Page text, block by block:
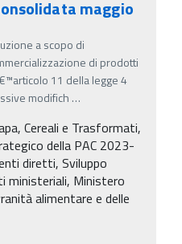
maggio
a scopo di
di prodotti
11 della legge 4
modifich …
Cereali e Trasformati,
della PAC 2023-
diretti, Sviluppo
ministeriali, Ministero
alimentare e delle